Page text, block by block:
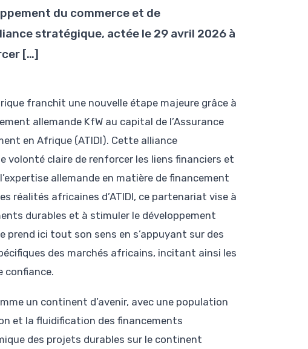
du commerce et de
stratégique, actée le 29 avril 2026 à
[…]
franchit une nouvelle étape majeure grâce à
allemande KfW au capital de l’Assurance
en Afrique (ATIDI). Cette alliance
volonté claire de renforcer les liens financiers et
allemande en matière de financement
réalités africaines d’ATIDI, ce partenariat vise à
durables et à stimuler le développement
ici tout son sens en s’appuyant sur des
des marchés africains, incitant ainsi les
confiance.
un continent d’avenir, avec une population
et la fluidification des financements
des projets durables sur le continent